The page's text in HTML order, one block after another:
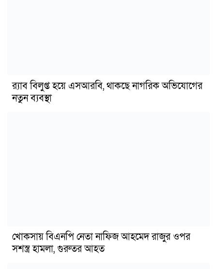
র‍্যাব বিলুপ্ত হয়ে এসআরবি, থাকছে নাগরিক অভিযোগের
নতুন ব্যবস্থা
খোকসায় বিএনপি নেতা নাফিজ আহমেদ রাজুর ওপর
সশস্ত্র হামলা, গুরুতর আহত